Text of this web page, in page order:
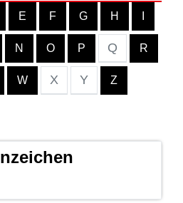
E F G H
N O P Q R
W X Y Z